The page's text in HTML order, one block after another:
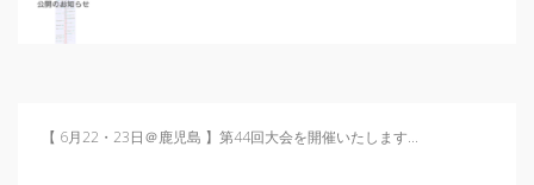
【 6月22・23日＠鹿児島 】第44回大会を開催いたします...